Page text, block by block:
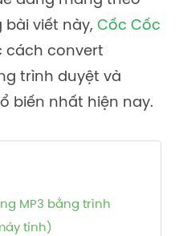
bài viết này, Cốc Cốc
cách convert
trình duyệt và
biến nhất hiện nay.
MP3 bằng trình
tính)